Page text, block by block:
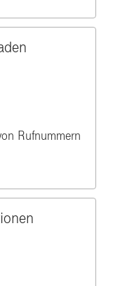
Rufnummern